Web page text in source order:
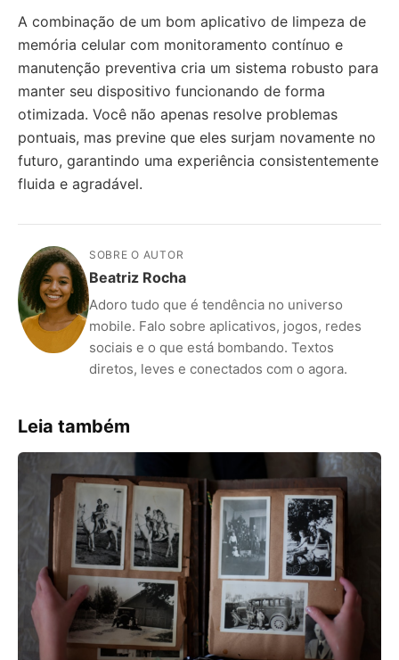
A combinação de um bom aplicativo de limpeza de
memória celular com monitoramento contínuo e
manutenção preventiva cria um sistema robusto para
manter seu dispositivo funcionando de forma
otimizada. Você não apenas resolve problemas
pontuais, mas previne que eles surjam novamente no
futuro, garantindo uma experiência consistentemente
fluida e agradável.
SOBRE O AUTOR
Beatriz Rocha
Adoro tudo que é tendência no universo
mobile. Falo sobre aplicativos, jogos, redes
sociais e o que está bombando. Textos
diretos, leves e conectados com o agora.
Leia também